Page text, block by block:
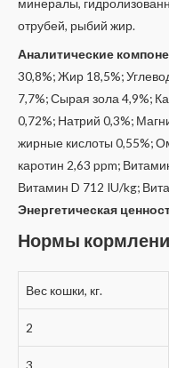
минералы,
отрубей, рыбий жир.
Аналитические
30,8%; Жир 18,5%;
7,7%; Сырая зола 4,9%;
0,72%; Натрий 0,3%;
жирные кислоты 0,55%;
каротин 2,63 ppm;
Витамин D 712 IU/kg;
Энергетическая
Нормы
Вес кошки, кг.
2
3